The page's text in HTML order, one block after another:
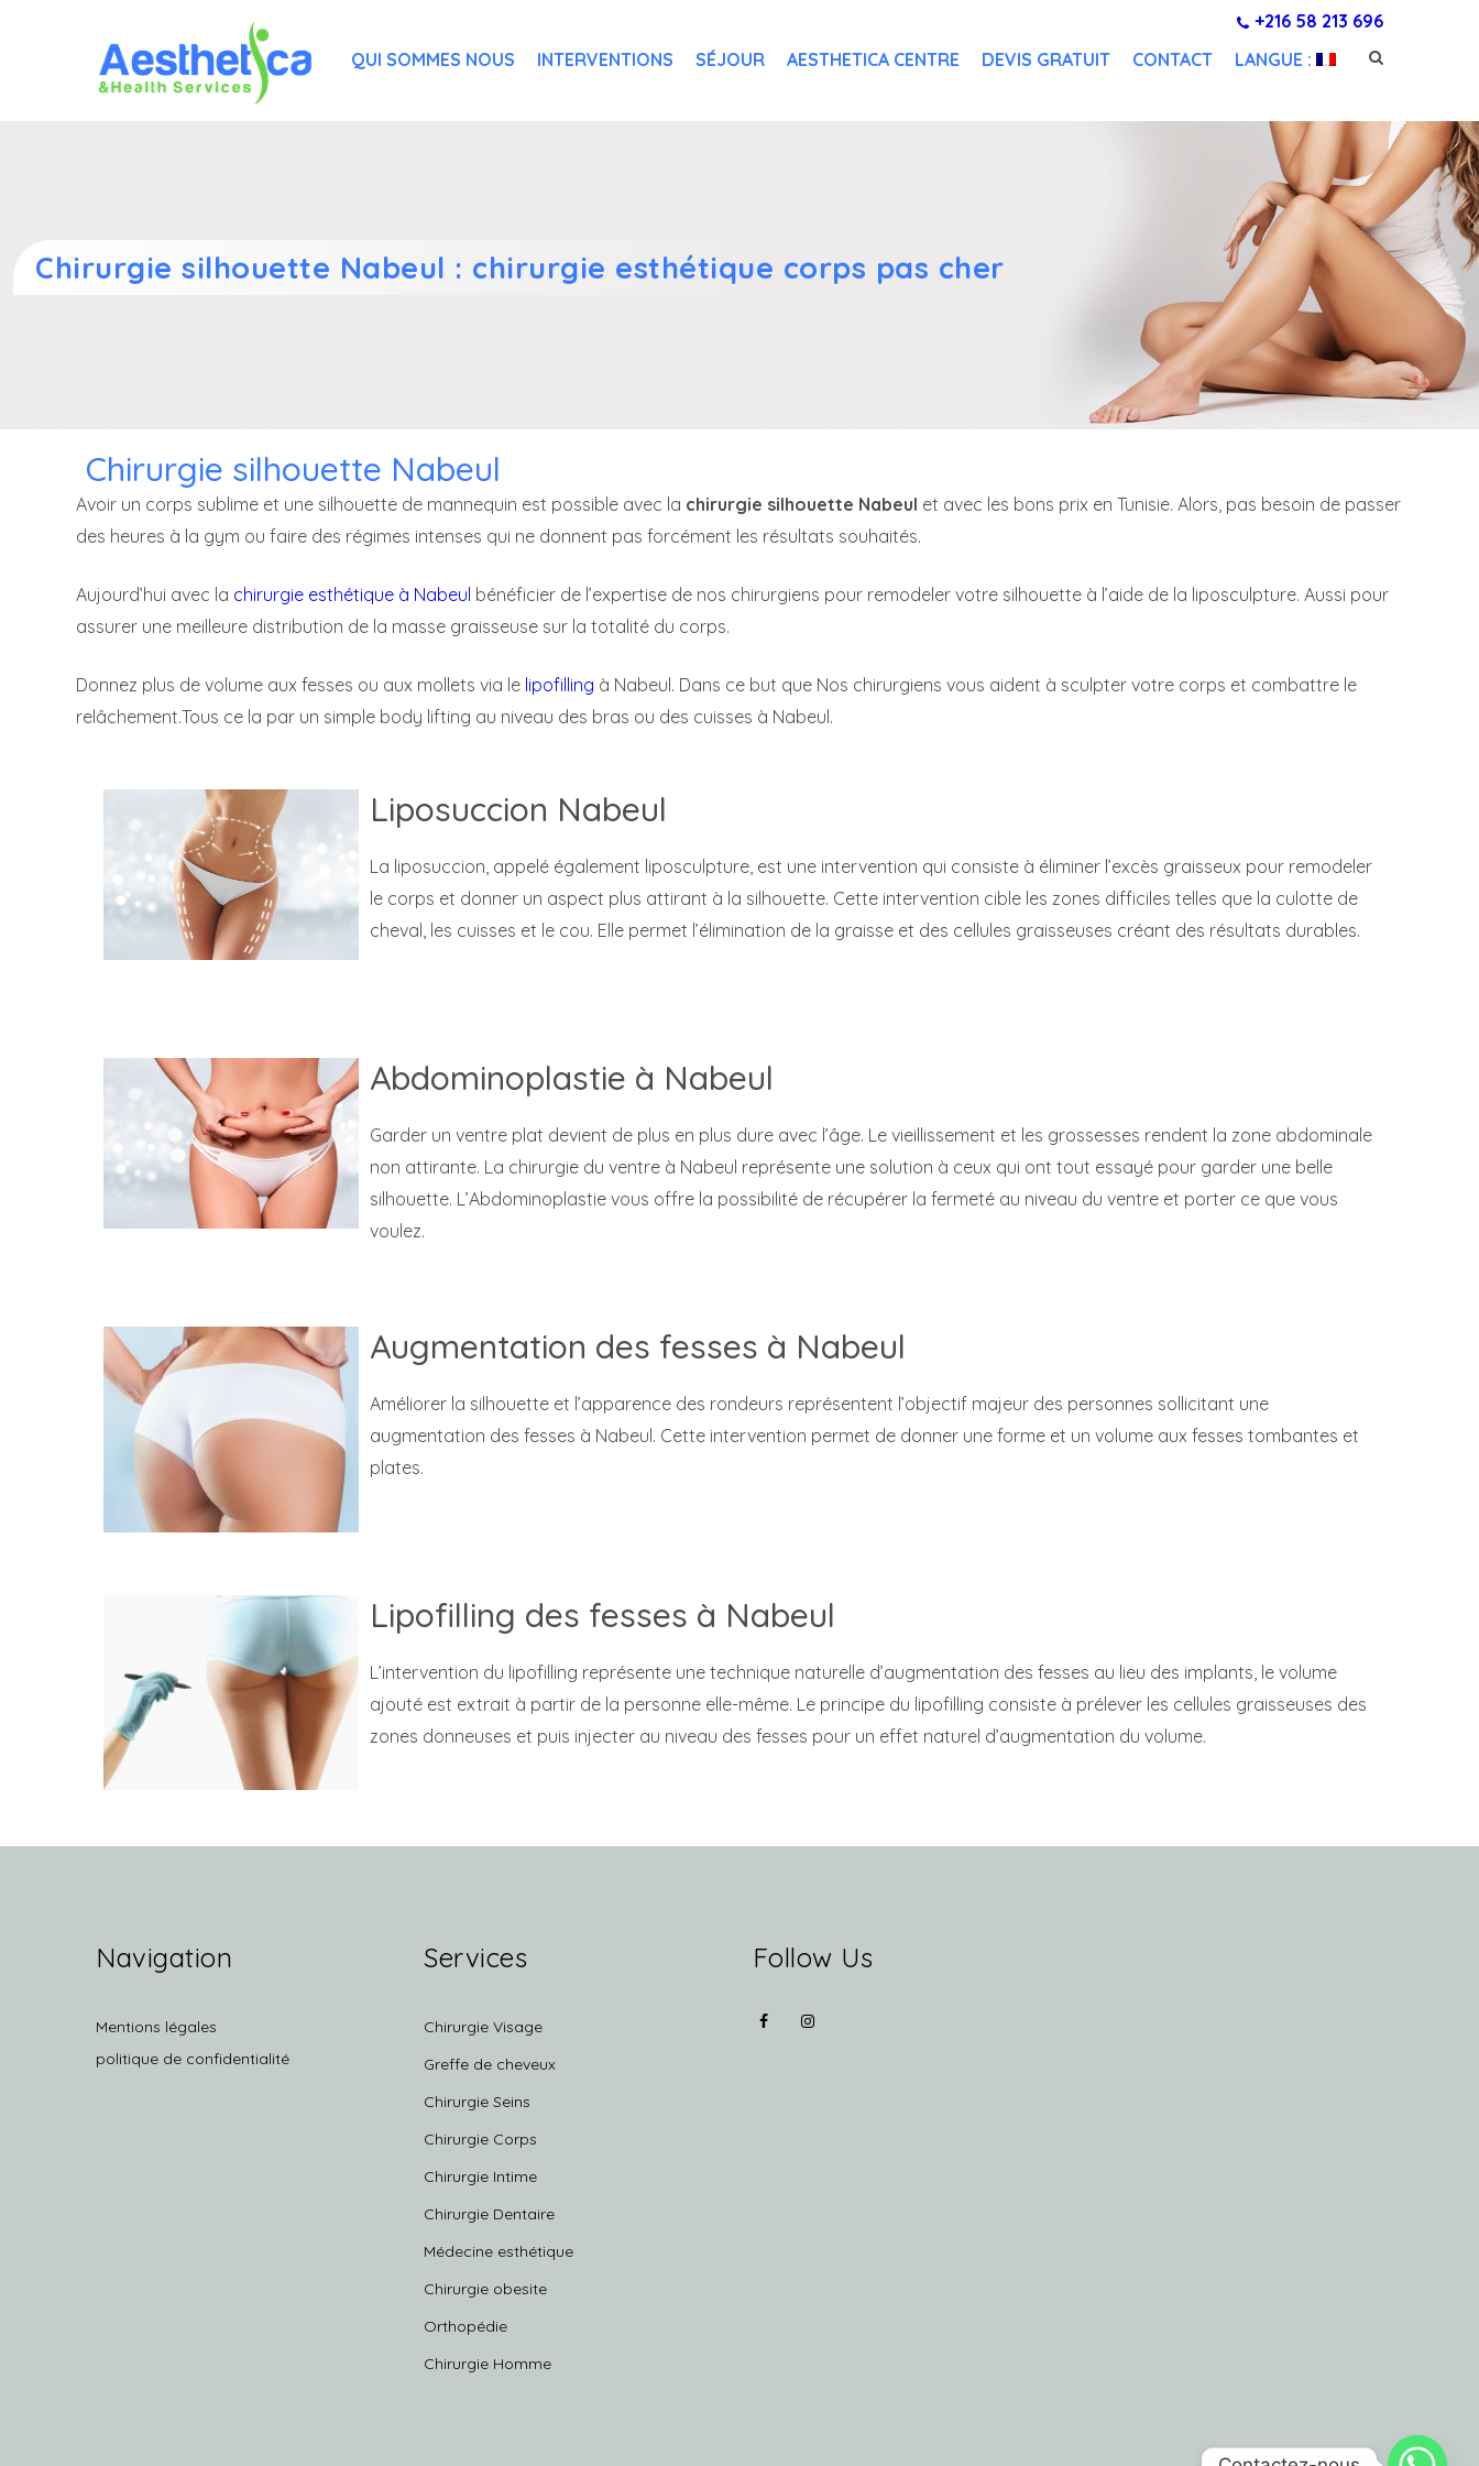
+216 58 213 696
QUI SOMMES NOUS
INTERVENTIONS SÉJOUR AESTHETICA CENTRE DEVIS GRATUIT CONTACT LANGUE :
Chirurgie silhouette Nabeul : chirurgie esthétique corps pas cher
Chirurgie silhouette Nabeul
Avoir un corps sublime et une silhouette de mannequin est possible avec la chirurgie silhouette Nabeul et avec les bons prix en Tunisie. Alors, pas besoin de passer
des heures à la gym ou faire des régimes intenses qui ne donnent pas forcément les résultats souhaités.
Aujourd’hui avec la chirurgie esthétique à Nabeul bénéficier de l’expertise de nos chirurgiens pour remodeler votre silhouette à l’aide de la liposculpture. Aussi pour
assurer une meilleure distribution de la masse graisseuse sur la totalité du corps.
Donnez plus de volume aux fesses ou aux mollets via le lipofilling à Nabeul. Dans ce but que Nos chirurgiens vous aident à sculpter votre corps et combattre le
relâchement.Tous ce la par un simple body lifting au niveau des bras ou des cuisses à Nabeul.
Liposuccion Nabeul
La liposuccion, appelé également liposculpture, est une intervention qui consiste à éliminer l’excès graisseux pour remodeler
le corps et donner un aspect plus attirant à la silhouette. Cette intervention cible les zones difficiles telles que la culotte de
cheval, les cuisses et le cou. Elle permet l’élimination de la graisse et des cellules graisseuses créant des résultats durables.
Abdominoplastie à Nabeul
Garder un ventre plat devient de plus en plus dure avec l’âge. Le vieillissement et les grossesses rendent la zone abdominale
non attirante. La chirurgie du ventre à Nabeul représente une solution à ceux qui ont tout essayé pour garder une belle
silhouette. L’Abdominoplastie vous offre la possibilité de récupérer la fermeté au niveau du ventre et porter ce que vous
voulez.
Augmentation des fesses à Nabeul
Améliorer la silhouette et l’apparence des rondeurs représentent l’objectif majeur des personnes sollicitant une
augmentation des fesses à Nabeul. Cette intervention permet de donner une forme et un volume aux fesses tombantes et
plates.
Lipofilling des fesses à Nabeul
L’intervention du lipofilling représente une technique naturelle d’augmentation des fesses au lieu des implants, le volume
ajouté est extrait à partir de la personne elle-même. Le principe du lipofilling consiste à prélever les cellules graisseuses des
zones donneuses et puis injecter au niveau des fesses pour un effet naturel d’augmentation du volume.
Navigation
Mentions légales
politique de confidentialité
Services
Chirurgie Visage
Greffe de cheveux
Chirurgie Seins
Chirurgie Corps
Chirurgie Intime
Chirurgie Dentaire
Médecine esthétique
Chirurgie obesite
Orthopédie
Chirurgie Homme
Follow Us